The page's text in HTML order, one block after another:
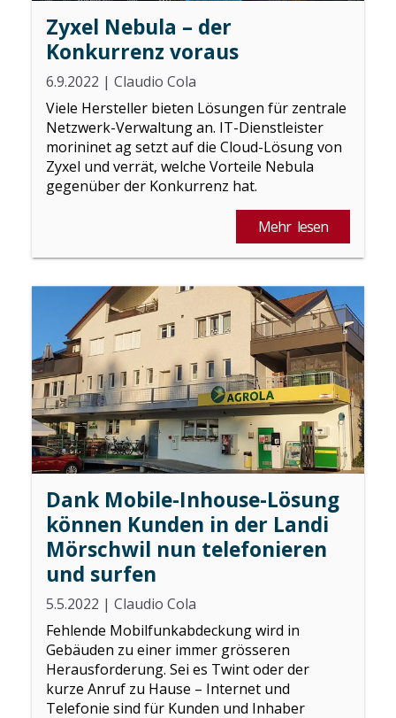
Zyxel Nebula – der
Konkurrenz voraus
6.9.2022 | Claudio Cola
Viele Hersteller bieten Lösungen für zentrale
Netzwerk-Verwaltung an. IT-Dienstleister
morininet ag setzt auf die Cloud-Lösung von
Zyxel und verrät, welche Vorteile Nebula
gegenüber der Konkurrenz hat.
Mehr lesen
Dank Mobile-Inhouse-Lösung
können Kunden in der Landi
Mörschwil nun telefonieren
und surfen
5.5.2022 | Claudio Cola
Fehlende Mobilfunkabdeckung wird in
Gebäuden zu einer immer grösseren
Herausforderung. Sei es Twint oder der
kurze Anruf zu Hause – Internet und
Telefonie sind für Kunden und Inhaber